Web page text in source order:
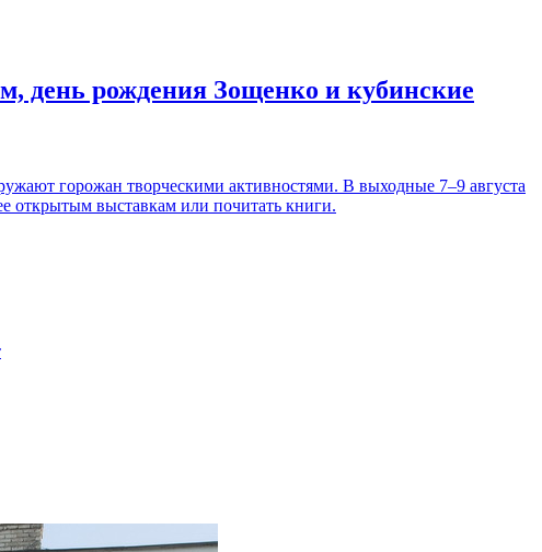
день рождения Зощенко и кубинские
горожан творческими активностями. В выходные 7–9 августа
открытым выставкам или почитать книги.